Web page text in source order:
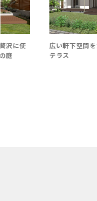
広い軒下空間をかなえる
テラス